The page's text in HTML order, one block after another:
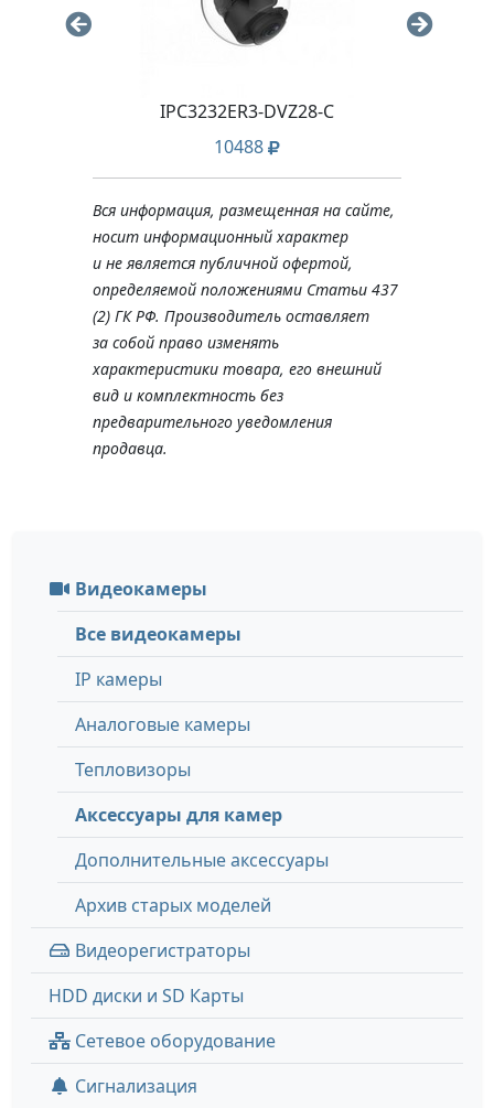
IPC3232ER3-DVZ28-C
10488
Вся информация, размещенная на сайте,
носит информационный характер
и не является публичной офертой,
определяемой положениями Статьи 437
(2) ГК РФ. Производитель оставляет
за собой право изменять
характеристики товара, его внешний
вид и комплектность без
предварительного уведомления
продавца.
Видеокамеры
Все видеокамеры
IP камеры
Аналоговые камеры
Тепловизоры
Аксессуары для камер
Дополнительные аксессуары
Архив старых моделей
Видеорегистраторы
HDD диски и SD Карты
Сетевое оборудование
Сигнализация